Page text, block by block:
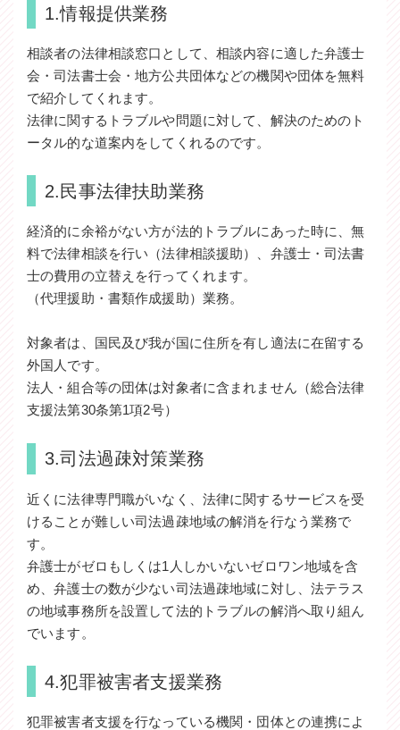
1.情報提供業務
相談者の法律相談窓口として、相談内容に適した弁護士
会・司法書士会・地方公共団体などの機関や団体を無料
で紹介してくれます。
法律に関するトラブルや問題に対して、解決のためのト
ータル的な道案内をしてくれるのです。
2.民事法律扶助業務
経済的に余裕がない方が法的トラブルにあった時に、無
料で法律相談を行い（法律相談援助）、弁護士・司法書
士の費用の立替えを行ってくれます。
（代理援助・書類作成援助）業務。
対象者は、国民及び我が国に住所を有し適法に在留する
外国人です。
法人・組合等の団体は対象者に含まれません（総合法律
支援法第30条第1項2号）
3.司法過疎対策業務
近くに法律専門職がいなく、法律に関するサービスを受
けることが難しい司法過疎地域の解消を行なう業務で
す。
弁護士がゼロもしくは1人しかいないゼロワン地域を含
め、弁護士の数が少ない司法過疎地域に対し、法テラス
の地域事務所を設置して法的トラブルの解消へ取り組ん
でいます。
4.犯罪被害者支援業務
犯罪被害者支援を行なっている機関・団体との連携によ